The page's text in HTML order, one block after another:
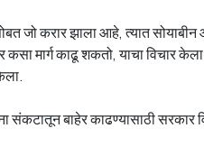
जो करार झाला आहे, त्यात
कसा मार्ग काढू शकतो, याचा
संकटातून बाहेर काढण्यासाठी